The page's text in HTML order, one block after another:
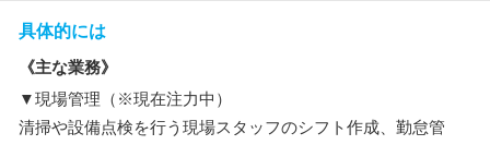
具体的には
《主な業務》
▼現場管理（※現在注力中）
清掃や設備点検を行う現場スタッフのシフト作成、勤怠管